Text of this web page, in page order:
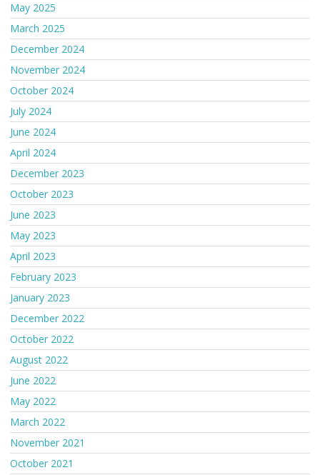
May 2025
March 2025
December 2024
November 2024
October 2024
July 2024
June 2024
April 2024
December 2023
October 2023
June 2023
May 2023
April 2023
February 2023
January 2023
December 2022
October 2022
August 2022
June 2022
May 2022
March 2022
November 2021
October 2021